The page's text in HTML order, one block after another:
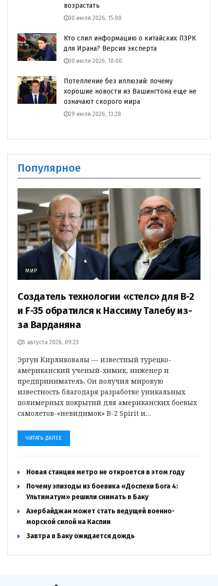
возрастать
30 июля 2026, 15:00
Кто слил информацию о китайских ПЗРК
для Ирана? Версия эксперта
30 июля 2026, 10:00
Потепление без иллюзий: почему
хорошие новости из Вашингтона еще не
означают скорого мира
29 июля 2026, 13:28
Популярное
МИР
Создатель технологии «стелс» для B-2
и F-35 обратился к Нассиму Талебу из-
за Варданяна
5 августа 2026, 09:23
Эргун Кирликовалы — известный турецко-
американский ученый-химик, инженер и
предприниматель. Он получил мировую
известность благодаря разработке уникальных
полимерных покрытий для американских боевых
самолетов-«невидимок» B-2 Spirit и…
ЧИТАТЬ ДАЛЕЕ
Новая станция метро не откроется в этом году
Почему эпизоды из боевика «Доспехи Бога 4:
Ультиматум» решили снимать в Баку
Азербайджан может стать ведущей военно-
морской силой на Каспии
Завтра в Баку ожидается дождь